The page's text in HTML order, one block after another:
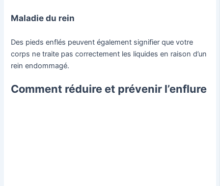
Maladie du rein
Des pieds enflés peuvent également signifier que votre
corps ne traite pas correctement les liquides en raison d’un
rein endommagé.
Comment réduire et prévenir l’enflure